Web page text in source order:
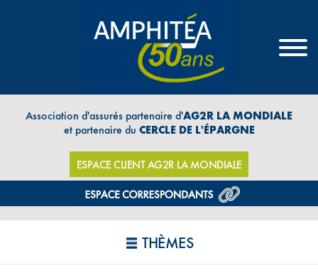
Association d'assurés partenaire d'AG2R LA MONDIALE
et partenaire du CERCLE DE L'ÉPARGNE
ESPACE CLIENT AG2R LA MONDIALE
THÈMES